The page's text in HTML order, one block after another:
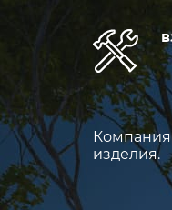
Компания
изделия.